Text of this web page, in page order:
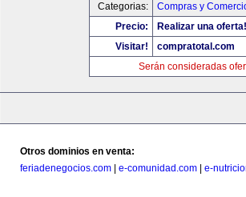
Categorias:
Compras y
Precio:
Realizar una oferta!
Visitar!
compratotal.com
Serán consideradas
Otros dominios en venta:
feriadenegocios.com
e-comunidad.com e-